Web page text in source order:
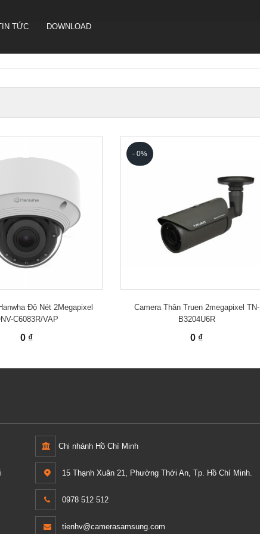
SONBS
IP- PA SYSTEM SONBS
SONBS
TỨC DOWNLOAD
Độ Nét 2Megapixel
C6083R/VAP
0 ₫
- 0%
Camera Thân Truen 2megapixel TN-
B3204U6R
0 ₫
Chi nhánh Hồ Chí Minh
15 Thạnh Xuân 21, Phường Thới An, Tp. Hồ Chí Minh.
0978 512 512
tienhv@camerasamsung.com